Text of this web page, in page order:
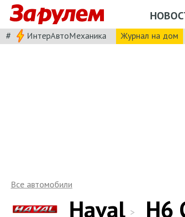
# ИнтерАвтоМеханика Журнал на дом
Все автомобили
Haval > H6